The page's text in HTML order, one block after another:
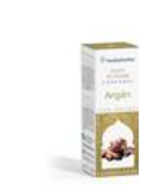
Extracto de plantas
Circulatorio, colesterol y glucosa
Superalimentos